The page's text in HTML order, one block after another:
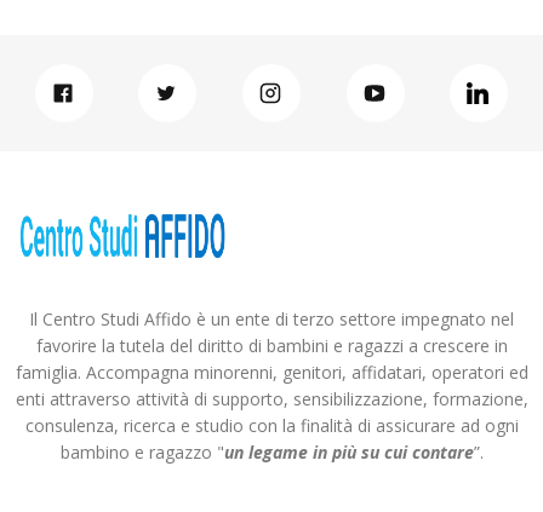
Il Centro Studi Affido è un ente di terzo settore impegnato nel
favorire la tutela del diritto di bambini e ragazzi a crescere in
famiglia. Accompagna minorenni, genitori, affidatari, operatori ed
enti attraverso attività di supporto, sensibilizzazione, formazione,
consulenza, ricerca e studio con la finalità di assicurare ad ogni
bambino e ragazzo "un legame in più su cui contare”.